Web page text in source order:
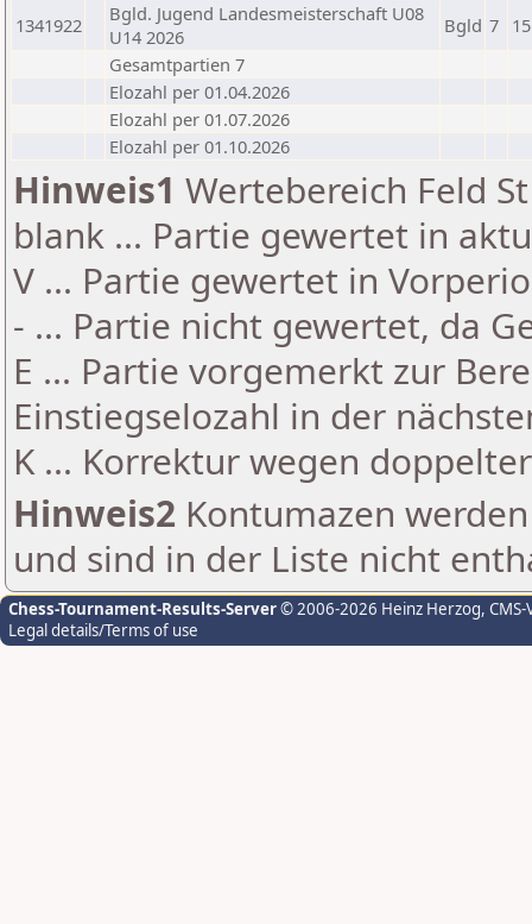
1341922
Bgld. Jugend Landesmeisterschaft U08
U14 2026
Bgld 7
Gesamtpartien 7
Elozahl per 01.04.2026
Elozahl per 01.07.2026
Elozahl per 01.10.2026
Hinweis1 Wertebereich Feld
blank ... Partie gewertet in
V ... Partie gewertet in
- ... Partie nicht gewertet, da
E ... Partie vorgemerkt zur
Einstiegselozahl in der
K ... Korrektur wegen
Hinweis2 Kontumazen
und sind in der Liste nicht
Chess-Tournament-Results-Server© 2006-2026 Heinz Herzog,
Legal details/Terms of use